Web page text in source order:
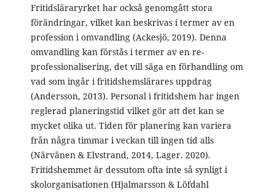
Fritidsläraryrket har också genomgått stora
förändringar, vilket kan beskrivas i termer av en
profession i omvandling (Ackesjö, 2019). Denna
omvandling kan förstås i termer av en re-
professionalisering, det vill säga en förhandling om
vad som ingår i fritidshemslärares uppdrag
(Andersson, 2013). Personal i fritidshem har ingen
reglerad planeringstid vilket gör att det kan se
mycket olika ut. Tiden för planering kan variera
från några timmar i veckan till ingen tid alls
(Närvänen & Elvstrand, 2014, Lager. 2020).
Fritidshemmet är dessutom ofta inte så synligt i
skolorganisationen (Hjalmarsson & Löfdahl